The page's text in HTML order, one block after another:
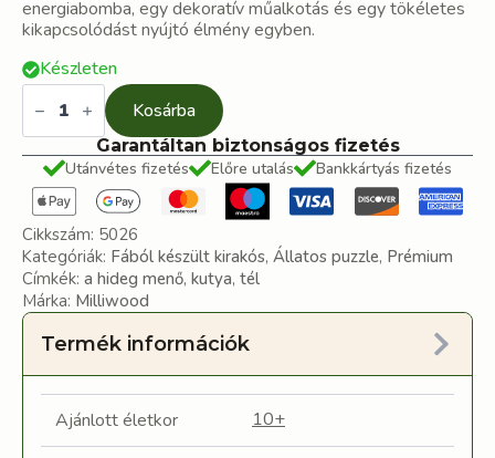
energiabomba, egy dekoratív műalkotás és egy tökéletes
kikapcsolódást nyújtó élmény egyben.
Készleten
Colin,
fa
puzzle
mennyiség
Kosárba
Garantáltan biztonságos fizetés
Utánvétes fizetés
Előre utalás Bankkártyás fizetés
Cikkszám: 5026
Kategóriák: Fából készült kirakós, Állatos puzzle, Prémium
Címkék: a hideg menő, kutya, tél
Márka: Milliwood
Termék információk
Ajánlott életkor 10+